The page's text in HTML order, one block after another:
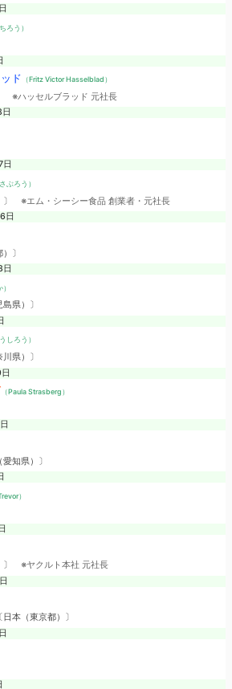
ろう）
ド （Fritz Victor Hasselblad）
※ハッセルブラッド 元社長
日
ぶろう）
〕 ※エム・シーシー食品 創業者・元社長
日
〕
県）〕
しろう）
県）〕
（Paula Strasberg）
知県）〕
）
〕 ※ヤクルト本社 元社長
本（東京都）〕